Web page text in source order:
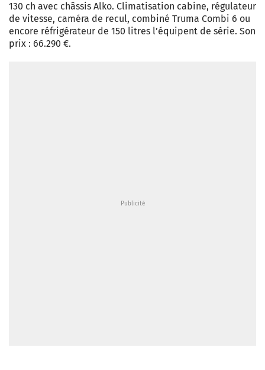
130 ch avec châssis Alko. Climatisation cabine, régulateur
de vitesse, caméra de recul, combiné Truma Combi 6 ou
encore réfrigérateur de 150 litres l’équipent de série. Son
prix : 66.290 €.